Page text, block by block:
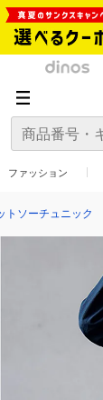
ファッション
トソーチュニック